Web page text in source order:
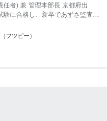
とは
者) 兼 管理本部長 京都府出
に合格し、新卒であずさ監査法
ー業務等に従事したのち、事
してマザ...
フツピー）